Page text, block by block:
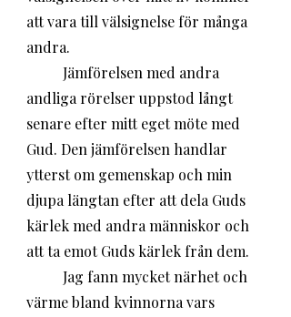
att vara till välsignelse för många
andra.
andliga rörelser uppstod långt
senare efter mitt eget möte med
Gud. Den jämförelsen handlar
ytterst om gemenskap och min
djupa längtan efter att dela Guds
kärlek med andra människor och
att ta emot Guds kärlek från dem.
värme bland kvinnorna vars